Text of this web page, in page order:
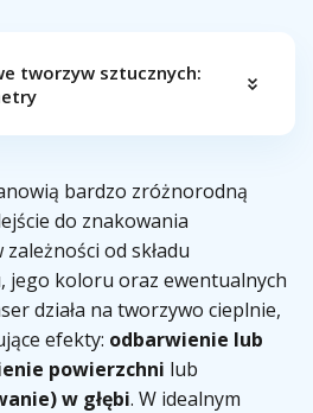
tworzyw sztucznych:
bardzo zróżnorodną
do znakowania
od składu
jego koloru oraz ewentualnych
działa na tworzywo cieplnie,
efekty: odbarwienie lub
powierzchni lub
w głębi. W idealnym